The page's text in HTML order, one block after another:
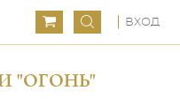
ВХОД
"ОГОНЬ"